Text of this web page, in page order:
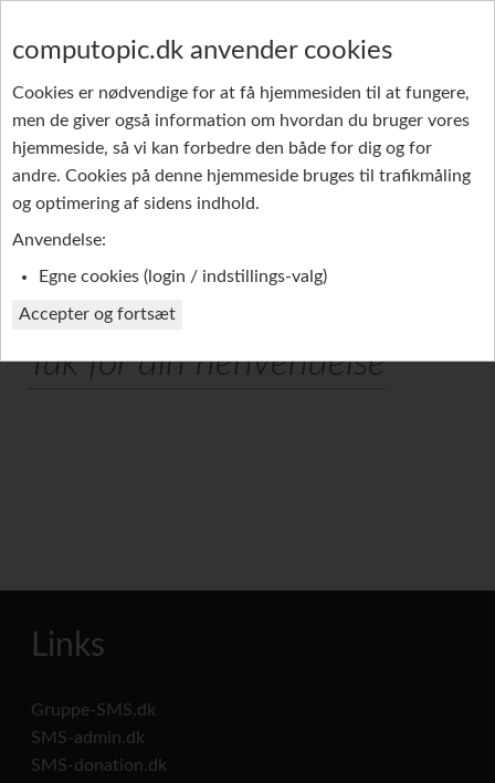
GRUPPE-SMS REFERENCER
Tak for din henvendelse
Links
Gruppe-SMS.dk
SMS-admin.dk
SMS-donation.dk
computopic.dk anvender cookies
Cookies er nødvendige for at få hjemmesiden til at fungere,
men de giver også information om hvordan du bruger vores
hjemmeside, så vi kan forbedre den både for dig og for
andre. Cookies på denne hjemmeside bruges til trafikmåling
og optimering af sidens indhold.
Anvendelse:
Egne cookies (login / indstillings-valg)
Accepter og fortsæt